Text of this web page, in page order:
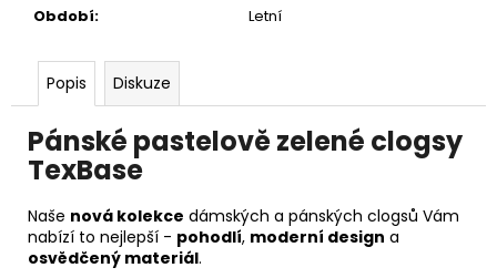
Období: Letní
Popis Diskuze
Pánské pastelově zelené clogsy
TexBase
Naše nová kolekce dámských a pánských clogsů Vám
nabízí to nejlepší - pohodlí, moderní design a
osvědčený materiál.